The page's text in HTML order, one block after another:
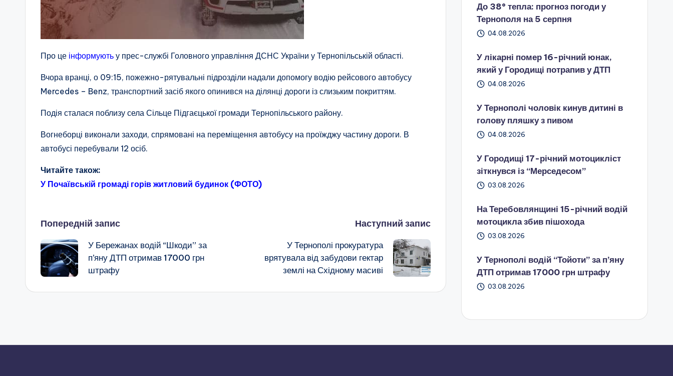
Про це інформують у прес-службі Головного управління ДСНС України у Тернопільській області.
Вчора вранці, о 09:15, пожежно-рятувальні підрозділи надали допомогу водію рейсового автобусу
Mercedes – Benz, транспортний засіб якого опинився на ділянці дороги із слизьким покриттям.
Подія сталася поблизу села Сільце Підгаєцької громади Тернопільського району.
Вогнеборці виконали заходи, спрямовані на переміщення автобусу на проїжджу частину дороги. В
автобусі перебували 12 осіб.
Читайте також:
У Почаївській громаді горів житловий будинок (ФОТО)
Навігація
по
запису
Попередній запис
У Бережанах водій “Шкоди” за
п’яну ДТП отримав 17000 грн
штрафу
Наступний запис
У Тернополі прокуратура
врятувала від забудови гектар
землі на Східному масиві
До 38° тепла: прогноз погоди у
Тернополя на 5 серпня
04.08.2026
У лікарні помер 16-річний юнак,
який у Городищі потрапив у ДТП
04.08.2026
У Тернополі чоловік кинув дитині в
голову пляшку з пивом
04.08.2026
У Городищі 17-річний мотоцикліст
зіткнувся із “Мерседесом”
03.08.2026
На Теребовлянщині 15-річний водій
мотоцикла збив пішохода
03.08.2026
У Тернополі водій “Тойоти” за п’яну
ДТП отримав 17000 грн штрафу
03.08.2026